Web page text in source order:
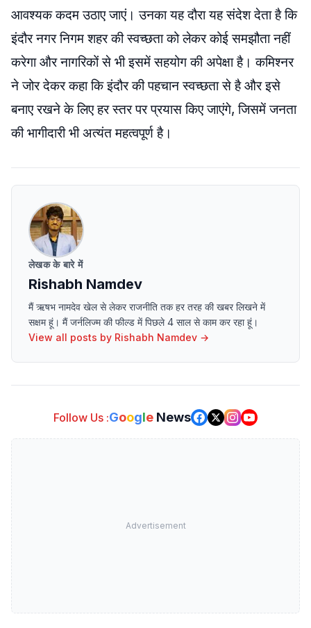
आवश्यक कदम उठाए जाएं। उनका यह दौरा यह संदेश देता है कि
इंदौर नगर निगम शहर की स्वच्छता को लेकर कोई समझौता नहीं
करेगा और नागरिकों से भी इसमें सहयोग की अपेक्षा है। कमिश्नर
ने जोर देकर कहा कि इंदौर की पहचान स्वच्छता से है और इसे
बनाए रखने के लिए हर स्तर पर प्रयास किए जाएंगे, जिसमें जनता
की भागीदारी भी अत्यंत महत्वपूर्ण है।
लेखक के बारे में
Rishabh Namdev
मैं ऋषभ नामदेव खेल से लेकर राजनीति तक हर तरह की खबर लिखने में
सक्षम हूं। मैं जर्नलिज्म की फील्ड में पिछले 4 साल से काम कर रहा हूं।
View all posts by Rishabh Namdev →
Follow Us :Google News
Advertisement